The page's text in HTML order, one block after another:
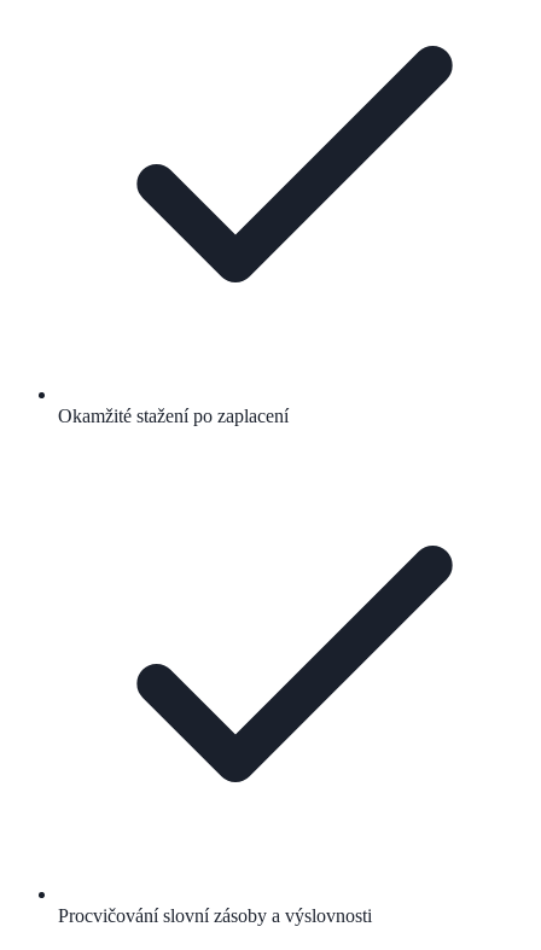
Okamžité stažení po zaplacení
Procvičování slovní zásoby a výslovnosti